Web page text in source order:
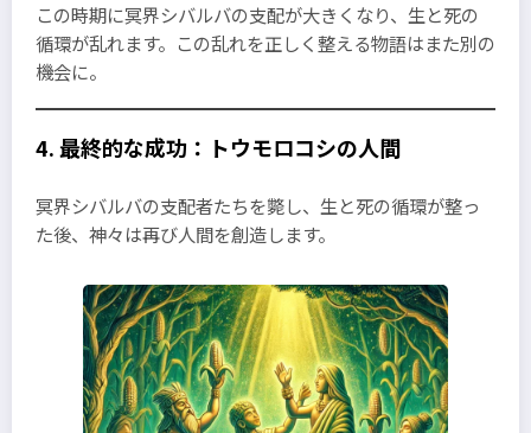
この時期に冥界シバルバの支配が大きくなり、生と死の
循環が乱れます。この乱れを正しく整える物語はまた別の
機会に。
4. 最終的な成功：トウモロコシの人間
冥界シバルバの支配者たちを斃し、生と死の循環が整っ
た後、神々は再び人間を創造します。